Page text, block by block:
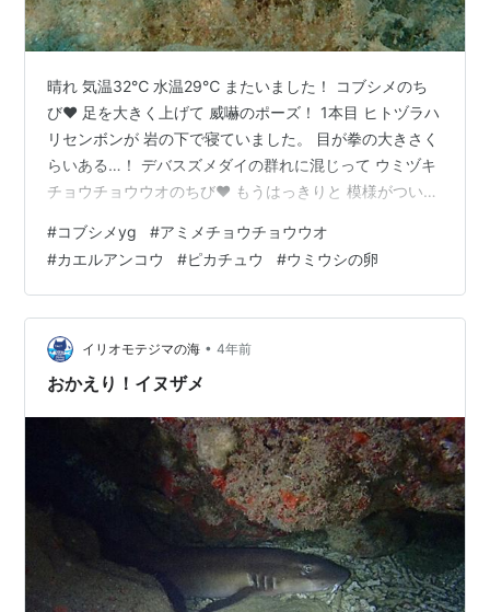
晴れ 気温32℃ 水温29℃ またいました！ コブシメのち
び❤ 足を大きく上げて 威嚇のポーズ！ 1本目 ヒトヅラハ
リセンボンが 岩の下で寝ていました。 目が拳の大きさく
らいある…！ デバスズメダイの群れに混じって ウミヅキ
チョウチョウウオのちび❤ もうはっきりと 模様がついて
メチョウチョウウオの若魚、 またいました！ お尻のオレ
ンジ、 明るくてとっても綺麗✨ 2本目 淡いピンク色が可
愛い ハナビラクマノミ。 イソギンチャクの色も淡くて
優しーい感じがしますね〜 お花のような！ ミカドウミウ
シの卵塊。 このリボンの中に、 つぶつぶの卵が …
#コブシメyg #アミメチョウチョウウオ
#カエルアンコウ #ピカチュウ #ウミウシの卵
イリオモテジマの海 • 4年前
おかえり！イヌザメ